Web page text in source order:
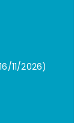
11/2026)